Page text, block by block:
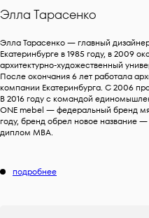
Элла Тарасенко
Элла Тарасенко — главный
Екатеринбурге в 1985 году, в 2009
архитектурно-художественный
После окончания 6 лет работала
компании Екатеринбурга. C 2006
В 2016 году с командой
ONE mebel — федеральный бренд
году, бренд обрел новое название
диплом MBA.
подробнее